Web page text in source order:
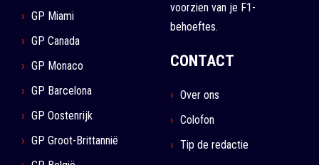
GP Miami
GP Canada
GP Monaco
GP Barcelona
GP Oostenrijk
GP Groot-Brittannië
voorzien van je F1-
behoeftes.
CONTACT
Over ons
Colofon
Tip de redactie